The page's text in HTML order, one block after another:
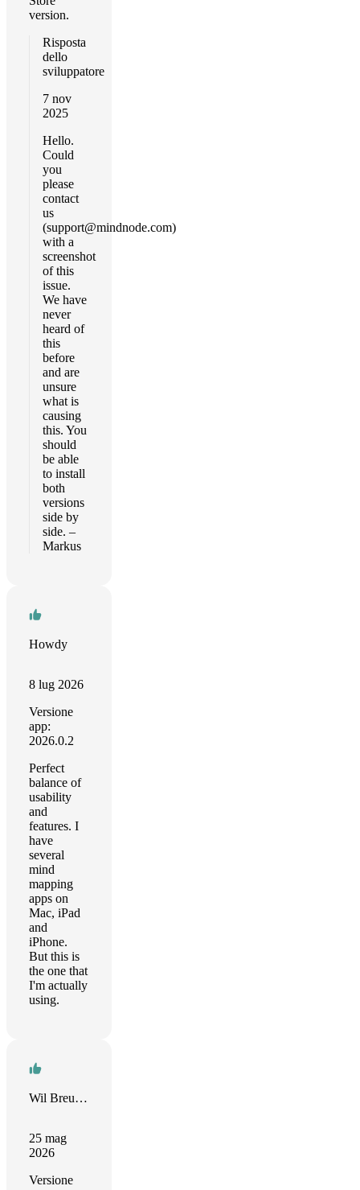
version.
Risposta
dello
sviluppatore
7 nov
2025
Hello.
Could
you
please
contact
us
(support@mindnode.com)
with a
screenshot
of this
issue.
We have
never
heard of
this
before
and are
unsure
what is
causing
this. You
should
be able
to install
both
versions
side by
side. –
Markus
Howdy
8 lug 2026
Versione
app:
2026.0.2
Perfect
balance of
usability
and
features. I
have
several
mind
mapping
apps on
Mac, iPad
and
iPhone.
But this is
the one that
I'm actually
using.
Wil Breuker
25 mag
2026
Versione